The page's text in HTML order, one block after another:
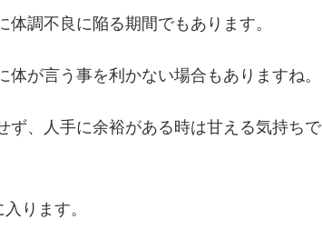
調不良に陥る期間でもあります。
が言う事を利かない場合もありますね。
ず、人手に余裕がある時は甘える気持ちで
ります。